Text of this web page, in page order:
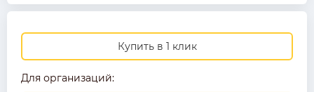
Купить в 1 клик
Для организаций: